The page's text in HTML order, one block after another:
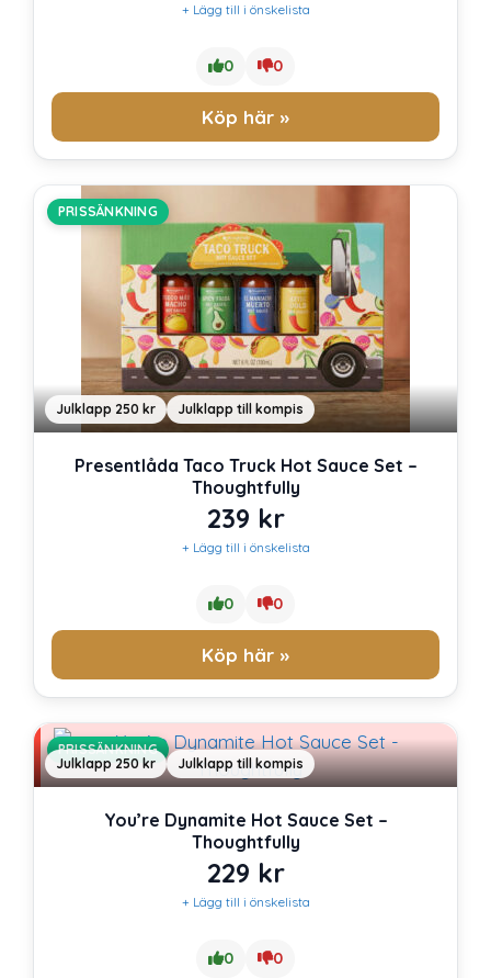
+ Lägg till i önskelista
0 0
Köp här »
PRISSÄNKNING
Julklapp 250 kr Julklapp till kompis
Presentlåda Taco Truck Hot Sauce Set –
Thoughtfully
239 kr
+ Lägg till i önskelista
0 0
Köp här »
PRISSÄNKNING
Julklapp 250 kr
Julklapp till kompis
You’re Dynamite Hot Sauce Set –
Thoughtfully
229 kr
+ Lägg till i önskelista
0 0